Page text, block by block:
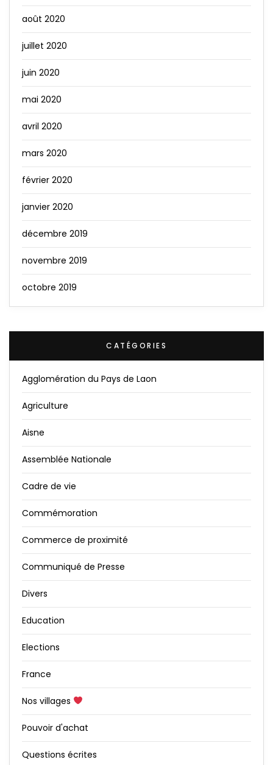
août 2020
juillet 2020
juin 2020
mai 2020
avril 2020
mars 2020
février 2020
janvier 2020
décembre 2019
novembre 2019
octobre 2019
CATÉGORIES
Agglomération du Pays de Laon
Agriculture
Aisne
Assemblée Nationale
Cadre de vie
Commémoration
Commerce de proximité
Communiqué de Presse
Divers
Education
Elections
France
Nos villages
Pouvoir d'achat
Questions écrites